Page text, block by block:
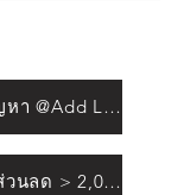
ปรึกษาฟรี ทุกปัญหา @Add Line
ลูกค้าเก่า กดรับส่วนลด > 2,000฿